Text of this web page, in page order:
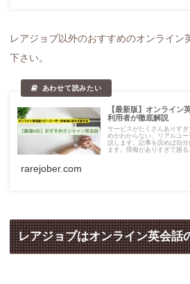
レアジョブ以外のおすすめのオンライン
下さい。
【最新版】オンライン
利用者が徹底解説
サービスがたくさんありす
めかわからない。リアルユ
説します。記事を読めば自
ます。情報がありすぎて困
rarejober.com
レアジョブはオンライン英会話